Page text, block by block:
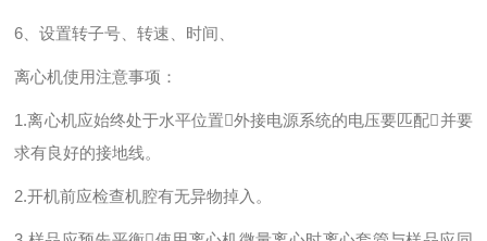
6、设置转子号、转速、时间、
离心机使用注意事项：
1.离心机应始终处于水平位置外接电源系统的电压要匹配并要
求有良好的接地线。
2.开机前应检查机腔有无异物掉入。